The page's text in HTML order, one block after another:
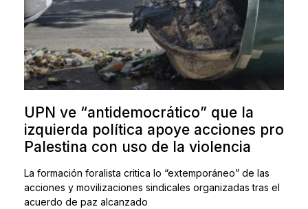
UPN ve “antidemocrático” que la
izquierda política apoye acciones pro
Palestina con uso de la violencia
La formación foralista critica lo “extemporáneo” de las
acciones y movilizaciones sindicales organizadas tras el
acuerdo de paz alcanzado